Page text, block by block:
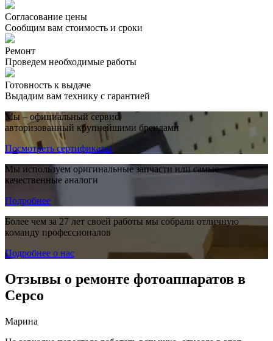
Согласование цены
Сообщим вам стоимость и сроки
Ремонт
Проведем необходимые работы
Готовность к выдаче
Выдадим вам технику с гарантией
Мы – официальный сервис,
авторизованный крупнейшими брендами
Посмотреть сертификаты
Мы используем оригинальные запчасти или самые
качественные аналоги
Подробнее
Более чем за 27 лет своей работы мы собрали отличную
команду профессионалов
Подробнее о нас
Отзывы о ремонте фотоаппаратов в
Серсо
Марина